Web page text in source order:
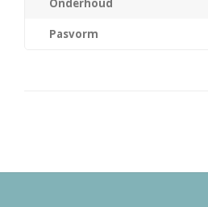
Onderhoud
Pasvorm